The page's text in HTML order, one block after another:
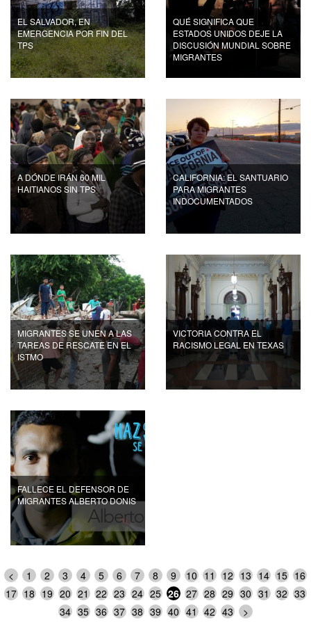
EL SALVADOR, EN
EMERGENCIA POR FIN DEL
TPS
QUÉ SIGNIFICA QUE
ESTADOS UNIDOS DEJE LA
DISCUSIÓN MUNDIAL SOBRE
MIGRANTES
A DÓNDE IRÁN 60 MIL
HAITIANOS SIN TPS
CALIFORNIA: EL SANTUARIO
PARA MIGRANTES
INDOCUMENTADOS
MIGRANTES SE UNEN A LAS
TAREAS DE RESCATE EN EL
ISTMO
VICTORIA CONTRA EL
RACISMO LEGAL EN TEXAS
FALLECE EL DEFENSOR DE
MIGRANTES ALBERTO DONIS
< 1 2 3 4 5 6 7 8 9 10 11 12 13 14 15 16
17 18 19 20 21 22 23 24 25 26 27 28 29 30 31 32 33
34 35 36 37 38 39 40 41 42 43 >